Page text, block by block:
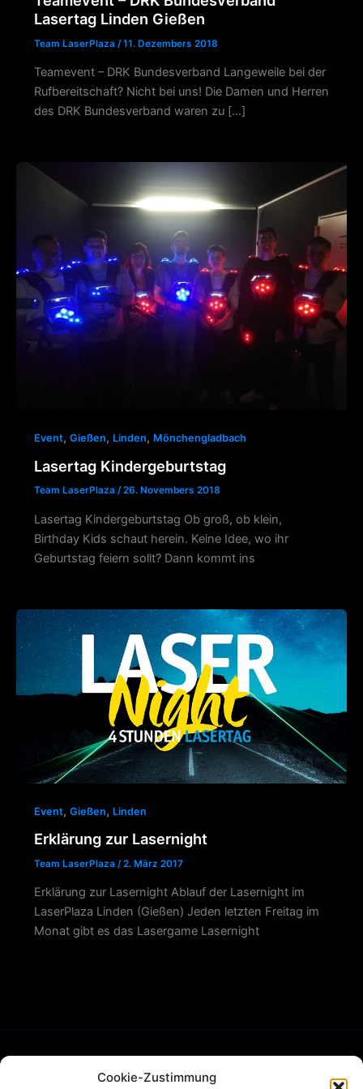
Cookie-Zustimmung
Lasertag Linden Gießen
Team LaserPlaza /11. Dezembers 2018
Teamevent – DRK Bundesverband Langeweile bei der
Rufbereitschaft? Nicht bei uns! Die Damen und Herren
des DRK Bundesverband waren zu […]
Event, Gießen, Linden, Mönchengladbach
Lasertag Kindergeburtstag
Team LaserPlaza /26. Novembers 2018
Lasertag Kindergeburtstag Ob groß, ob klein,
Birthday Kids schaut herein. Keine Idee, wo ihr
Geburtstag feiern sollt? Dann kommt ins
Event, Gießen, Linden
Erklärung zur Lasernight
Team LaserPlaza /2. März 2017
Erklärung zur Lasernight Ablauf der Lasernight im
LaserPlaza Linden (Gießen) Jeden letzten Freitag im
Monat gibt es das Lasergame Lasernight
FAQ